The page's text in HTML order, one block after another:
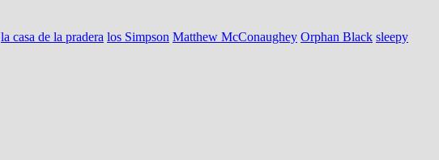
la casa de la pradera los Simpson Matthew McConaughey Orphan Black sleepy